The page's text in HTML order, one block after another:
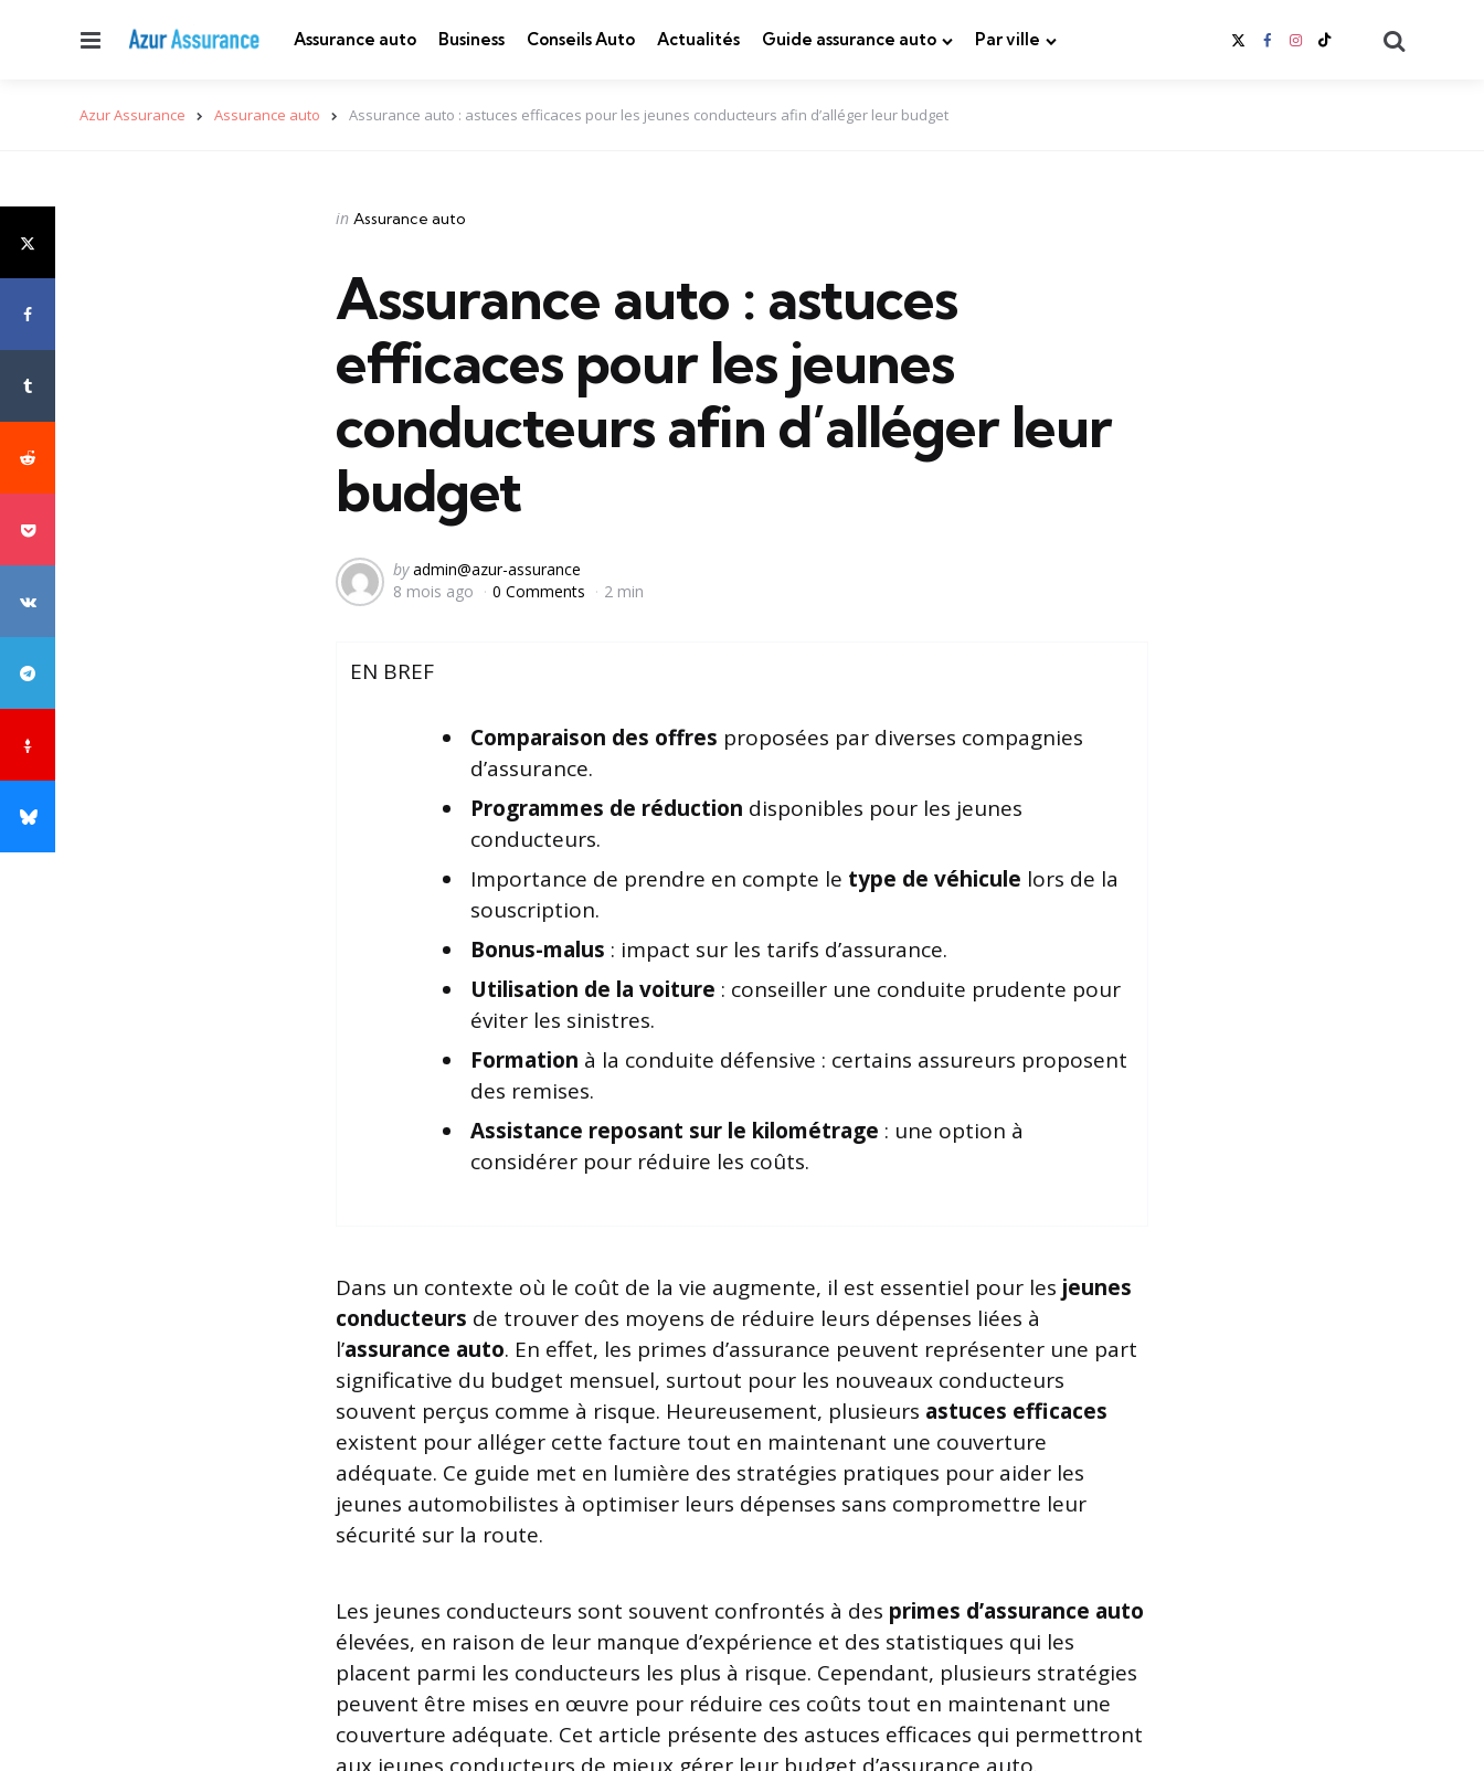
Menu Assurance auto Business Conseils Auto Actualités Guide assurance auto Par ville
Azur Assurance Assurance auto Assurance auto : astuces efficaces pour les jeunes conducteurs afin d’alléger leur budget
Categories
Posted
in Assurance auto
Assurance auto : astuces
efficaces pour les jeunes
conducteurs afin d’alléger leur
budget
Posted
by
by admin@azur-assurance
8 mois ago
0 Comments 2 min
EN BREF
Comparaison des offres proposées par diverses compagnies
d’assurance.
Programmes de réduction disponibles pour les jeunes
conducteurs.
Importance de prendre en compte le type de véhicule lors de la
souscription.
Bonus-malus : impact sur les tarifs d’assurance.
Utilisation de la voiture : conseiller une conduite prudente pour
éviter les sinistres.
Formation à la conduite défensive : certains assureurs proposent
des remises.
Assistance reposant sur le kilométrage : une option à
considérer pour réduire les coûts.
Dans un contexte où le coût de la vie augmente, il est essentiel pour les jeunes
conducteurs de trouver des moyens de réduire leurs dépenses liées à
l’assurance auto. En effet, les primes d’assurance peuvent représenter une part
significative du budget mensuel, surtout pour les nouveaux conducteurs
souvent perçus comme à risque. Heureusement, plusieurs astuces efficaces
existent pour alléger cette facture tout en maintenant une couverture
adéquate. Ce guide met en lumière des stratégies pratiques pour aider les
jeunes automobilistes à optimiser leurs dépenses sans compromettre leur
sécurité sur la route.
Les jeunes conducteurs sont souvent confrontés à des primes d’assurance auto
élevées, en raison de leur manque d’expérience et des statistiques qui les
placent parmi les conducteurs les plus à risque. Cependant, plusieurs stratégies
peuvent être mises en œuvre pour réduire ces coûts tout en maintenant une
couverture adéquate. Cet article présente des astuces efficaces qui permettront